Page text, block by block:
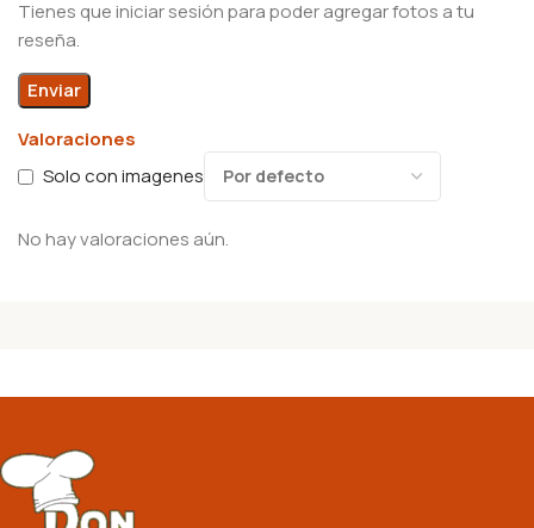
Valoraciones
Solo con imagenes
No hay valoraciones aún.
Tienes que iniciar sesión para poder agregar fotos a tu
reseña.